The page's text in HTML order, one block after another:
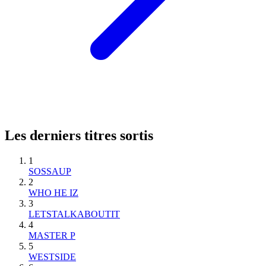
Les derniers titres sortis
1
SOSSAUP
2
WHO HE IZ
3
LETSTALKABOUTIT
4
MASTER P
5
WESTSIDE